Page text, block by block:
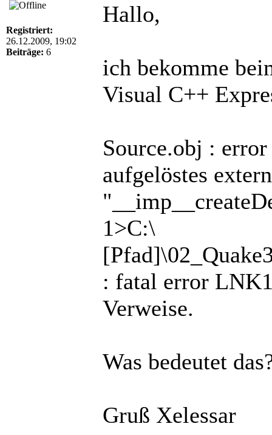
Registriert:
26.12.2009, 19:02
Beiträge: 6
Hallo,
ich bekomme
Visual C++
Source.obj :
aufgelöstes
1>C:\
: fatal error
Verweise.
Was bedeutet
Gruß Xelessar